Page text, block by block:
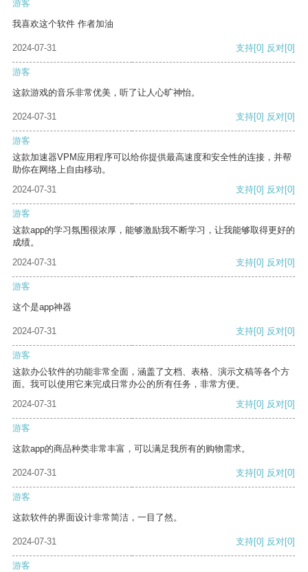
游客
我喜欢这个软件 作者加油
2024-07-31 支持[0] 反对[0]
游客
这款游戏的音乐非常优美，听了让人心旷神怡。
2024-07-31 支持[0] 反对[0]
游客
这款加速器VPM应用程序可以给你提供最高速度和安全性的连接，并帮
助你在网络上自由移动。
2024-07-31
支持[0] 反对[0]
游客
这款app的学习氛围很浓厚，能够激励我不断学习，让我能够取得更好的
成绩。
2024-07-31
支持[0] 反对[0]
游客
这个是app神器
2024-07-31 支持[0] 反对[0]
游客
这款办公软件的功能非常全面，涵盖了文档、表格、演示文稿等各个方
面。我可以使用它来完成日常办公的所有任务，非常方便。
2024-07-31
支持[0] 反对[0]
游客
这款app的商品种类非常丰富，可以满足我所有的购物需求。
2024-07-31 支持[0] 反对[0]
游客
这款软件的界面设计非常简洁，一目了然。
2024-07-31 支持[0] 反对[0]
游客